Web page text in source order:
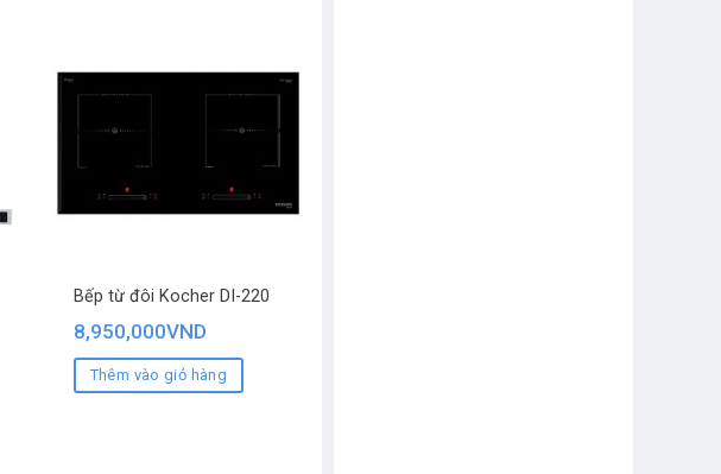
Bếp từ đôi Kocher DI-220
8,950,000VND
Thêm vào giỏ hàng